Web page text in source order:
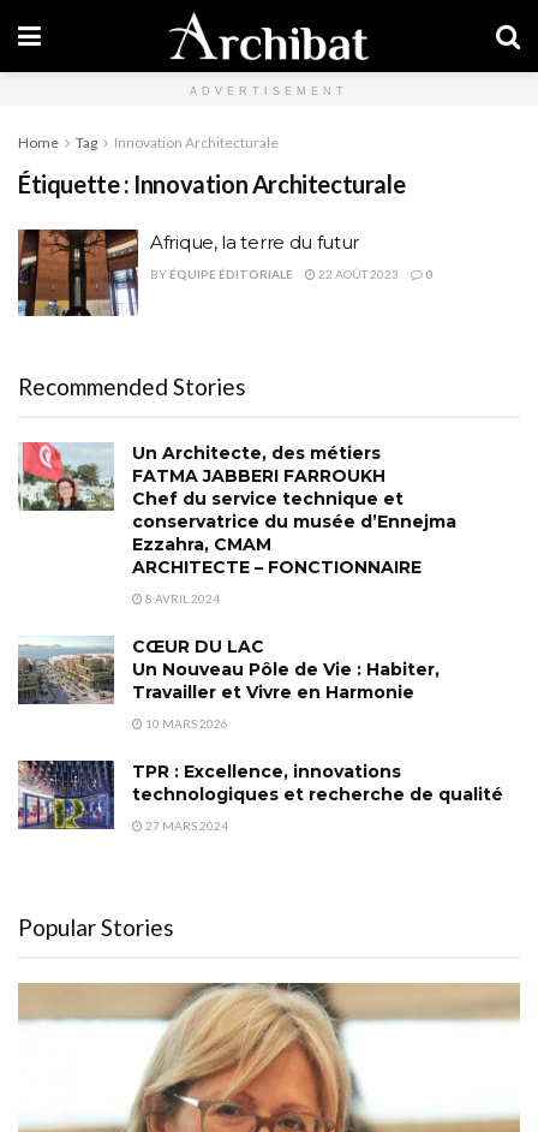
ADVERTISEMENT
Home Tag Innovation Architecturale
Étiquette : Innovation Architecturale
Afrique, la terre du futur
BY ÉQUIPE ÉDITORIALE 22 AOÛT 2023 0
Recommended Stories
Un Architecte, des métiers
FATMA JABBERI FARROUKH
Chef du service technique et
conservatrice du musée d’Ennejma
Ezzahra, CMAM
ARCHITECTE – FONCTIONNAIRE
8 AVRIL 2024
CŒUR DU LAC
Un Nouveau Pôle de Vie : Habiter,
Travailler et Vivre en Harmonie
10 MARS 2026
TPR : Excellence, innovations
technologiques et recherche de qualité
27 MARS 2024
Popular Stories